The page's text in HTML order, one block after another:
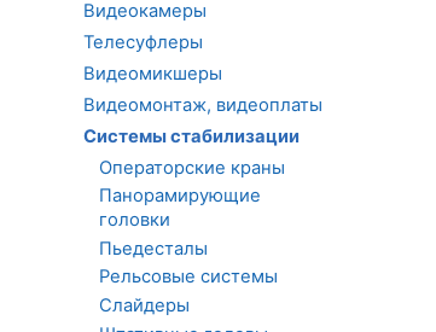
Видеокамеры
Телесуфлеры
Видеомикшеры
Видеомонтаж, видеоплаты
Системы стабилизации
Операторские краны
Панорамирующие
головки
Пьедесталы
Рельсовые системы
Слайдеры